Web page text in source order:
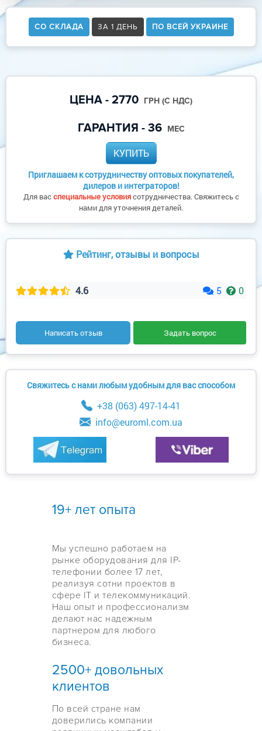
СО СКЛАДА ЗА 1 ДЕНЬ ПО ВСЕЙ УКРАИНЕ
ЦЕНА - 2770 ГРН (С НДС)
ГАРАНТИЯ - 36 МЕС
КУПИТЬ
Приглашаем к сотрудничеству оптовых покупателей,
дилеров и интеграторов!
Для васспециальные условиясотрудничества. Свяжитесь с
нами для уточнения деталей.
Рейтинг, отзывы и вопросы
4.6 5 0
Написать отзыв Задать вопрос
Свяжитесь с нами любым удобным для вас способом
+38 (063) 497-14-41
info@euroml.com.ua
19+ лет опыта
Мы успешно работаем на
рынке оборудования для IP-
телефонии более 17 лет,
реализуя сотни проектов в
сфере IT и телекоммуникаций.
Наш опыт и профессионализм
делают нас надежным
партнером для любого
бизнеса.
2500+ довольных
клиентов
По всей стране нам
доверились компании